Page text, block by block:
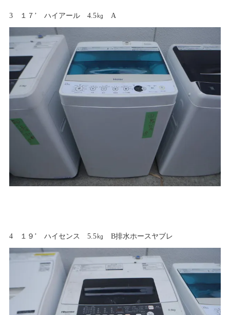
3 １７’ ハイアール 4.5㎏ A
4 １９’ ハイセンス 5.5㎏ B排水ホースヤブレ